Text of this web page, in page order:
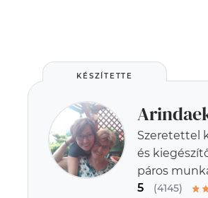
KÉSZÍTETTE
Szeretettel
és
páros
5
(4145)